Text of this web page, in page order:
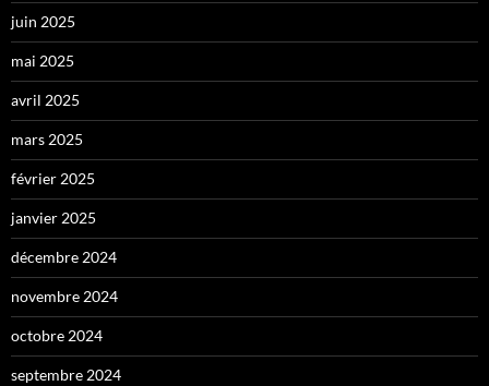
juin 2025
mai 2025
avril 2025
mars 2025
février 2025
janvier 2025
décembre 2024
novembre 2024
octobre 2024
septembre 2024